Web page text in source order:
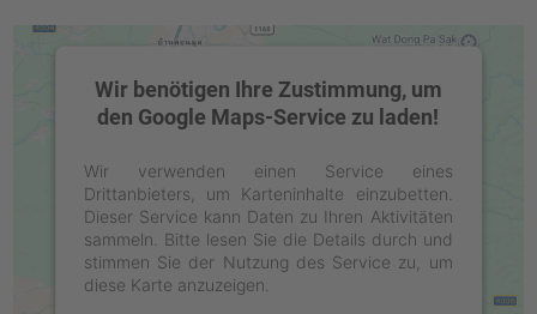
Wir benötigen Ihre Zustimmung, um
den Google Maps-Service zu laden!
Wir verwenden einen Service eines
Drittanbieters, um Karteninhalte einzubetten.
Dieser Service kann Daten zu Ihren Aktivitäten
sammeln. Bitte lesen Sie die Details durch und
stimmen Sie der Nutzung des Service zu, um
diese Karte anzuzeigen.